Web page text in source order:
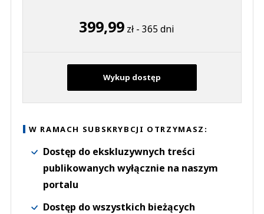
399,99zł - 365 dni
Wykup dostęp
W RAMACH SUBSKRYBCJI OTRZYMASZ:
Dostęp do ekskluzywnych treści
publikowanych wyłącznie na naszym
portalu
Dostęp do wszystkich bieżących